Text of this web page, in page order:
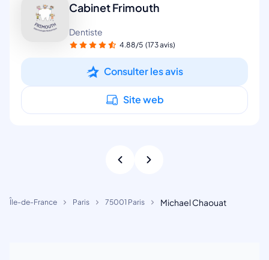
Cabinet Frimouth
Dentiste
4.88/5 (173 avis)
Consulter les avis
Site web
Île-de-France Paris 75001 Paris Michael Chaouat